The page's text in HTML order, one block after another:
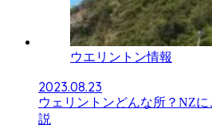
ウエリントン情報
2023.08.23
ウェリントンどんな所？NZ
説